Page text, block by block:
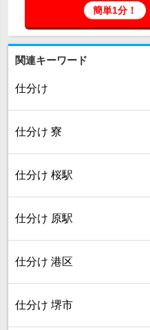
簡単1分！
関連キーワード
仕分け
仕分け 寮
仕分け 桜駅
仕分け 原駅
仕分け 港区
仕分け 堺市